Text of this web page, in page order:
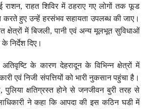
राशन, राहत शिविर में ठहराए गए लोगों तक फूड
करते हुए उन्हें हरसंभव सहायता उपलब्ध की जाए।
क्षेत्रों में बिजली, पानी एवं अन्य मूलभूत सुविधाओं
निर्देश दिए।
अतिवृष्टि के कारण देहरादून के विभिन्न क्षेत्रों में
एवं निजी संपत्तियों को भारी नुकसान पहुंचा है।
पुलिया क्षतिग्रस्त होने से जनजीवन बुरी तरह से
ने कहा कि आपदा की इस कठिन घडी में